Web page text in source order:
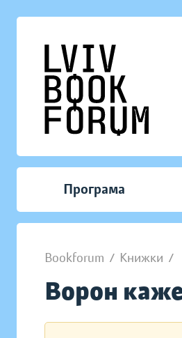
Програма
Bookforum / Книжки /
Ворон